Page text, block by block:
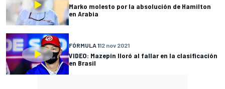
Marko molesto por la absolución de Hamilton
en Arabia
FÓRMULA 112 nov 2021
VIDEO: Mazepin lloró al fallar en la clasificación
en Brasil